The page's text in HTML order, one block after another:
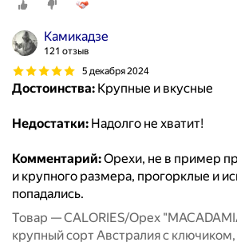
Камикадзе
121 отзыв
5 декабря 2024
Достоинства: Крупные и вкусные
Недостатки: Надолго не хватит!
Комментарий:Орехи, не в пример
и крупного размера, прогорклые и
попадались.
Товар — CALORIES/Орех
крупный сорт Австралия с